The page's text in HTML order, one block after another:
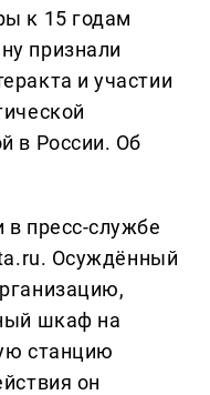
к 15 годам
признали
и участии
в России. Об
пресс-службе
Осуждённый
шкаф на
станцию
он